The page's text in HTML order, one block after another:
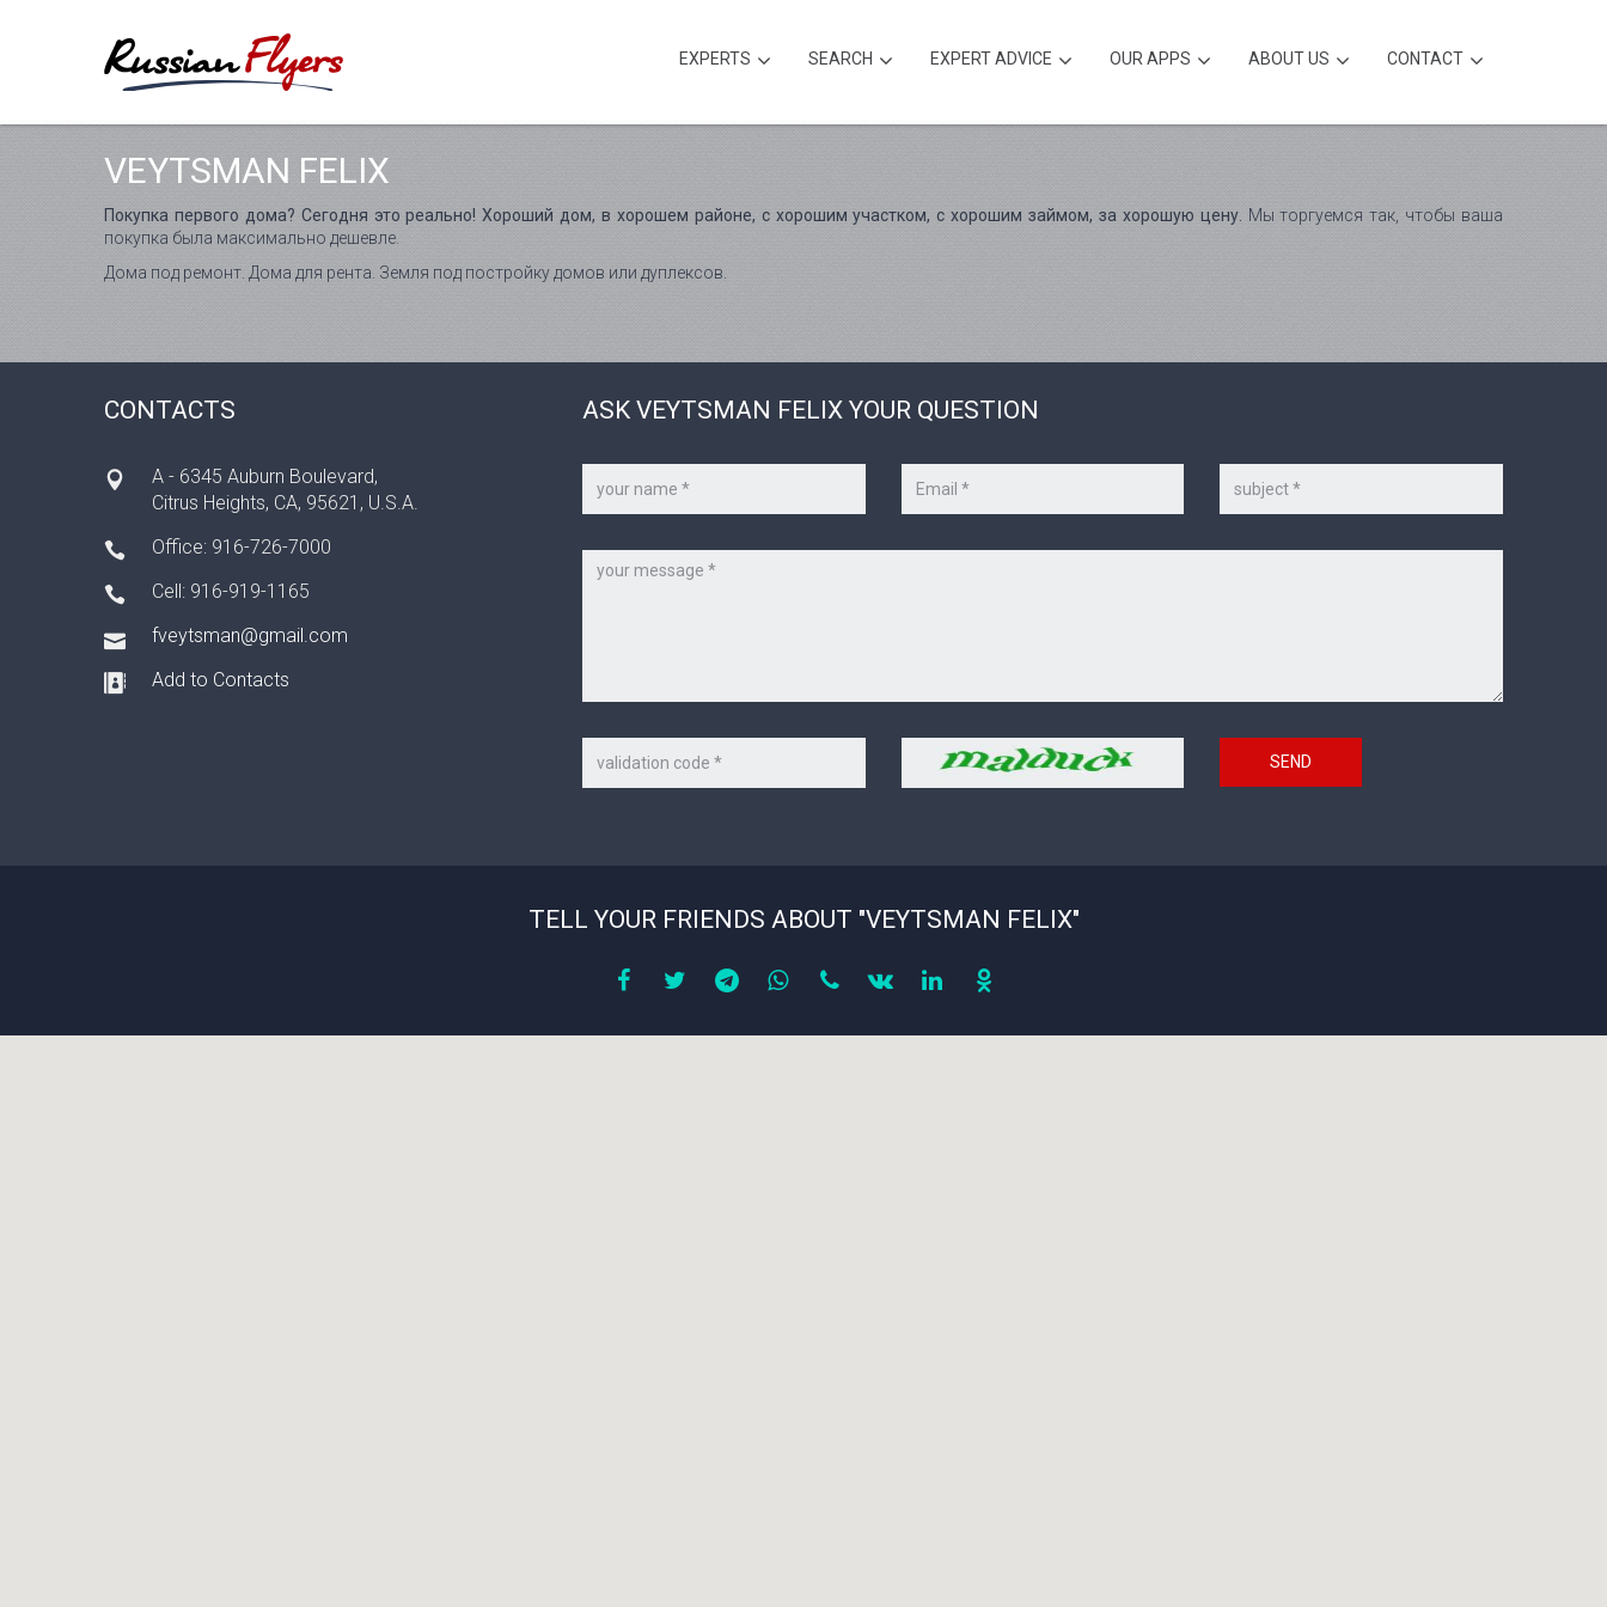
EXPERTS SEARCH EXPERT ADVICE OUR APPS ABOUT US CONTACT
VEYTSMAN FELIX
Покупка первого дома? Сегодня это реально! Хороший дом, в хорошем районе, с хорошим участком, с хорошим займом, за хорошую цену.
Мы торгуемся так, чтобы ваша
покупка была максимально дешевле.
Дома под ремонт. Дома для рента. Земля под постройку домов или дуплексов.
CONTACTS
A - 6345 Auburn Boulevard,
Citrus Heights, CA, 95621, U.S.A.
Office: 916-726-7000
Cell: 916-919-1165
fveytsman@gmail.com
Add to Contacts
ASK VEYTSMAN FELIX YOUR QUESTION
name
*
mail
on
the
Security
code
SEND
TELL YOUR FRIENDS ABOUT "VEYTSMAN FELIX"